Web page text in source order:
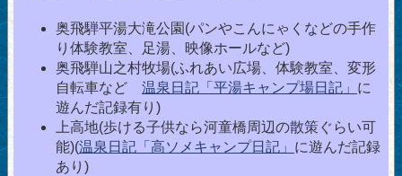
奥飛騨平湯大滝公園(パンやこんにゃくなどの手作
り体験教室、足湯、映像ホールなど)
奥飛騨山之村牧場(ふれあい広場、体験教室、変形
自転車など 温泉日記「平湯キャンプ場日記」 に
遊んだ記録有り)
上高地(歩ける子供なら河童橋周辺の散策ぐらい可
能)(温泉日記「高ソメキャンプ日記」 に遊んだ記録
あり)